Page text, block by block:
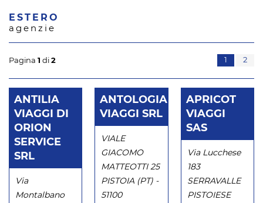
ESTERO
agenzie
Pagina 1 di 2 1 2
ANTILIA
VIAGGI DI
ORION
SERVICE
SRL
Via
Montalbano
ANTOLOGIA
VIAGGI SRL
VIALE
GIACOMO
MATTEOTTI 25
PISTOIA (PT) -
51100
APRICOT
VIAGGI
SAS
Via Lucchese
183
SERRAVALLE
PISTOIESE